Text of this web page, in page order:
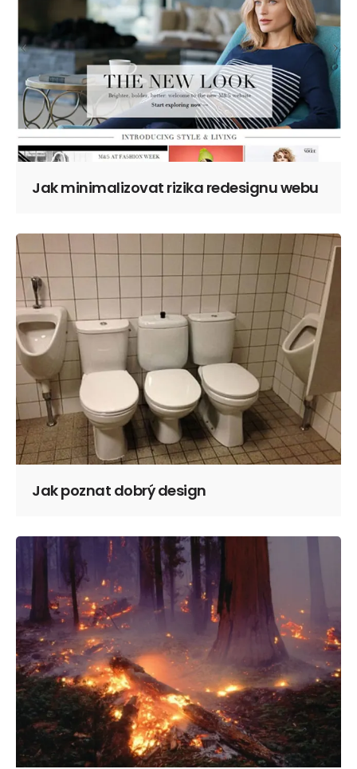
Jak minimalizovat rizika redesignu webu
Jak poznat dobrý design